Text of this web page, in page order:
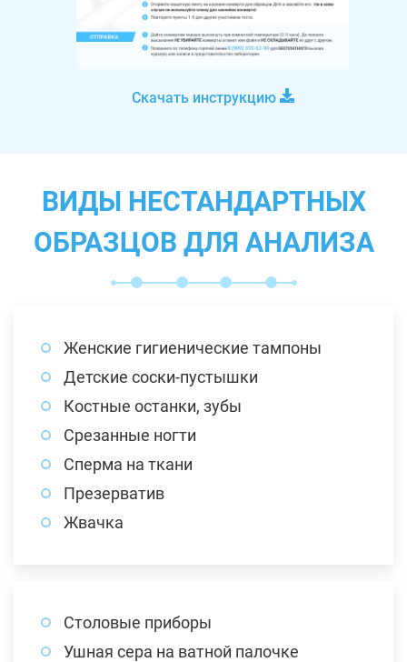
Скачать инструкцию
ВИДЫ НЕСТАНДАРТНЫХ
ОБРАЗЦОВ ДЛЯ АНАЛИЗА
Женские гигиенические тампоны
Детские соски-пустышки
Костные останки, зубы
Срезанные ногти
Сперма на ткани
Презерватив
Жвачка
Столовые приборы
Ушная сера на ватной палочке